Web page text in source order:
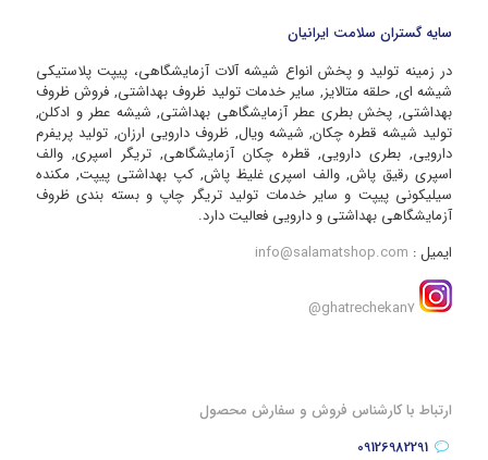
سایه گستران سلامت ایرانیان
در زمینه تولید و پخش انواع شیشه آلات آزمایشگاهی، پیپت پلاستیکی
شیشه ای, حلقه متالایز, سایر خدمات تولید ظروف بهداشتی, فروش ظروف
بهداشتی, پخش بطری عطر آزمایشگاهی بهداشتی, شیشه عطر و ادکلن,
تولید شیشه قطره چکان, شیشه ویال, ظروف دارویی ارزان, تولید پریفرم
دارویی, بطری دارویی, قطره چکان آزمایشگاهی, تریگر اسپری, والف
اسپری رقیق پاش, والف اسپری غلیظ پاش, کپ بهداشتی پیپت, مکنده
سیلیکونی پیپت و سایر خدمات تولید تریگر چاپ و بسته بندی ظروف
آزمایشگاهی بهداشتی و دارویی فعالیت دارد.
ایمیل : info@salamatshop.com
ghatrechekan7@
ارتباط با کارشناس فروش و سفارش محصول
09126982291